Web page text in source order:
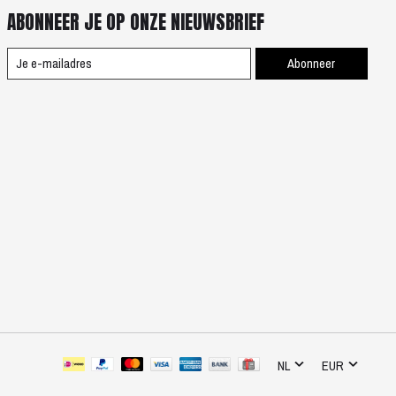
ABONNEER JE OP ONZE NIEUWSBRIEF
Abonneer
NL EUR